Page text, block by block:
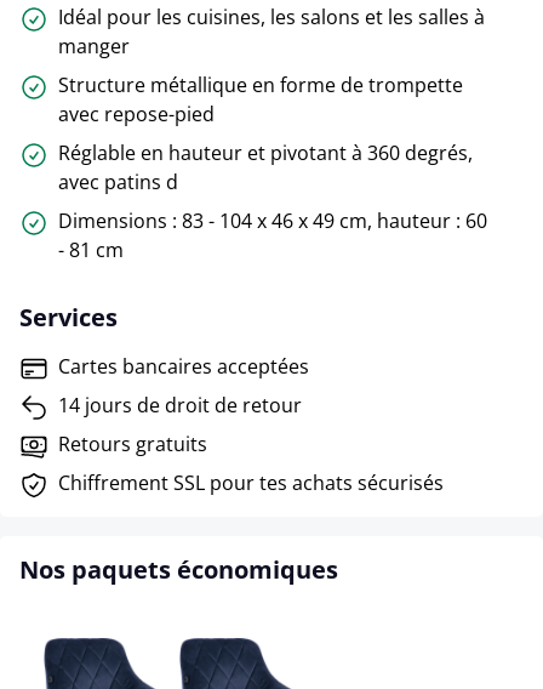
Idéal pour les cuisines, les salons et les salles à
manger
Structure métallique en forme de trompette
avec repose-pied
Réglable en hauteur et pivotant à 360 degrés,
avec patins d
Dimensions : 83 - 104 x 46 x 49 cm, hauteur : 60
- 81 cm
Services
Cartes bancaires acceptées
14 jours de droit de retour
Retours gratuits
Chiffrement SSL pour tes achats sécurisés
Nos paquets économiques